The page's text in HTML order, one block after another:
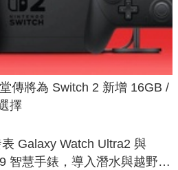
傳將為 Switch 2 新增 16GB /
擇
Galaxy Watch Ultra2 與
智慧手錶，導入潛水與越野跑